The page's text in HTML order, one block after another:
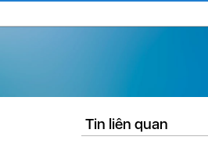
Tin liên quan